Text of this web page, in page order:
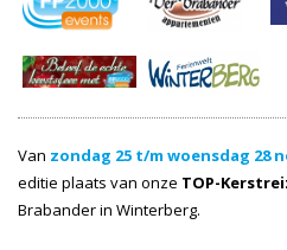
Van zondag 25 t/m woensdag 28
editie plaats van onze TOP-
Brabander in Winterberg.